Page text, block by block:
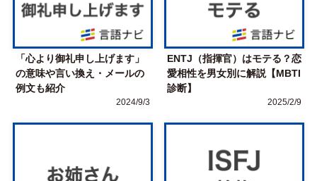
「心より御礼申し上げます」
の意味や言い換え・メールの
例文も紹介
2024/9/3
ENTJ（指揮官）はモテる？恋
愛相性を男女別に解説【MBTI
診断】
2025/2/9